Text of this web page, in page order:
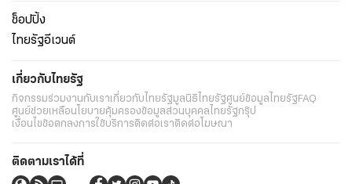
ช็อปปิ้ง
ไทยรัฐอีเวนต์
เกี่ยวกับไทยรัฐ
กิจกรรมร่วมงานกับเราเกี่ยวกับไทยรัฐมูลนิธิไทยรัฐศูนย์ข้อมูลไทยรัฐ FAQ
ศูนย์ช่วยเหลือนโยบายคุ้มครองข้อมูลส่วนบุคคลไทยรัฐกรุ๊ป
เงื่อนไขข้อตกลงการใช้บริการติดต่อเราติดต่อโฆษณา
ติดตามเราได้ที่